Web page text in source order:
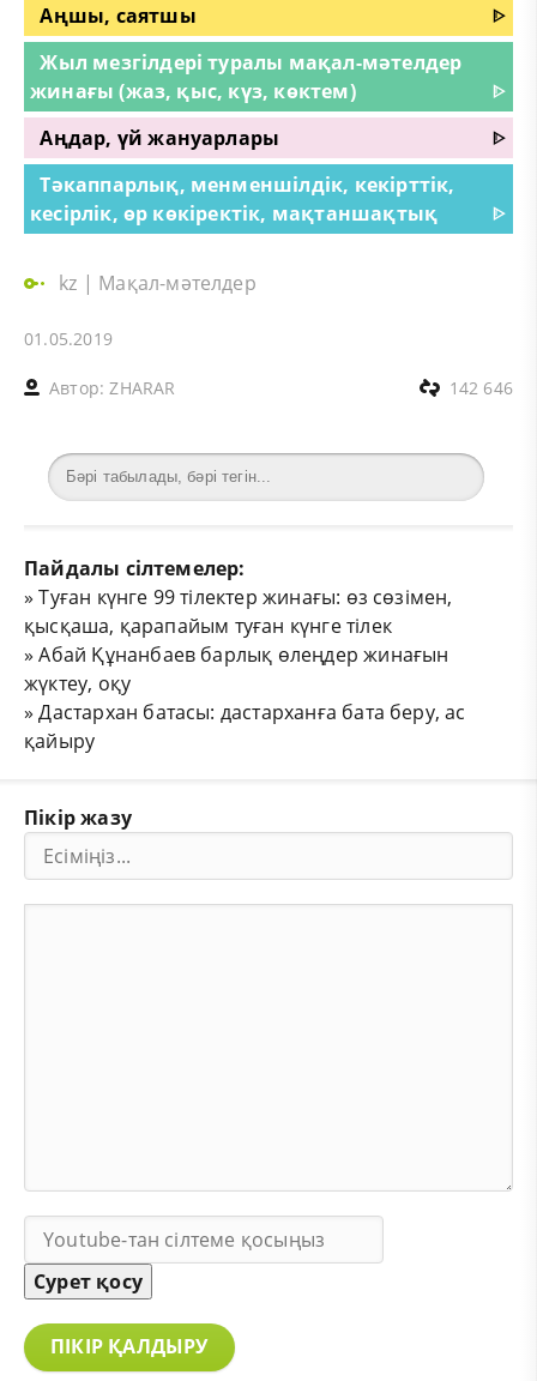
Аңшы, саятшы
ᐈ
Жыл мезгілдері туралы мақал-мәтелдер
жинағы (жаз, қыс, күз, көктем)
ᐈ
Аңдар, үй жануарлары
ᐈ
Тәкаппарлық, менменшілдік, кекірттік,
кесірлік, өр көкіректік, мақтаншақтық
ᐈ
kz | Мақал-мәтелдер
01.05.2019
Автор:ZHARAR 142 646
Пайдалы сілтемелер:
»Туған күнге 99 тілектер жинағы: өз сөзімен,
қысқаша, қарапайым туған күнге тілек
»Абай Құнанбаев барлық өлеңдер жинағын
жүктеу, оқу
»Дастархан батасы: дастарханға бата беру, ас
қайыру
Пікір жазу
Сурет қосу
ПІКІР ҚАЛДЫРУ